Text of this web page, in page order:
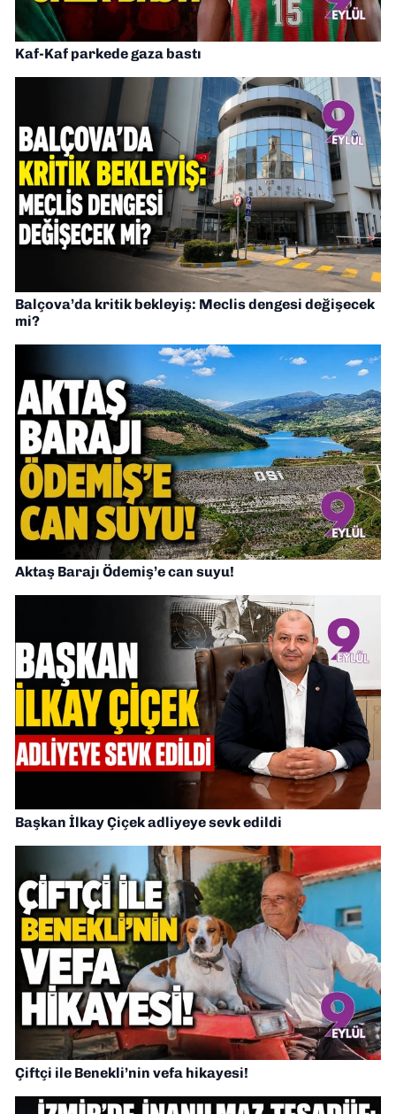
Kaf-Kaf parkede gaza bastı
Balçova’da kritik bekleyiş: Meclis dengesi değişecek
mi?
Aktaş Barajı Ödemiş’e can suyu!
Başkan İlkay Çiçek adliyeye sevk edildi
Çiftçi ile Benekli’nin vefa hikayesi!